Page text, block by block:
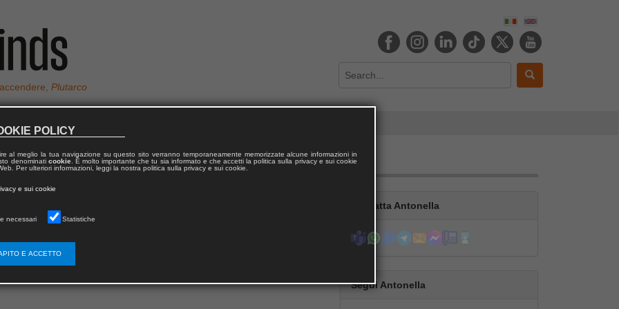
Plutarco
l’Università degli Studi di Napoli Federico II, svolge attualmente attività
della progettazione architettonica e urbana.
Contatta Antonella
Segui Antonella
POLICY
al meglio la tua navigazione su questo sito verranno temporaneamente memorizzate alcune informazioni in
denominati cookie. È molto importante che tu sia informato e che accetti la politica sulla privacy e sui cookie
Per ulteriori informazioni, leggi la nostra politica sulla privacy e sui cookie.
e sui cookie
necessari Statistiche
E ACCETTO